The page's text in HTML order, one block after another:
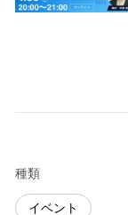
種類
イベント